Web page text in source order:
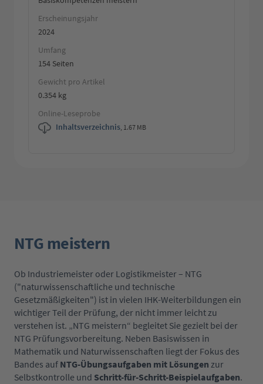
Erscheinungsjahr
2024
Umfang
154 Seiten
Gewicht pro Artikel
0.354 kg
Online-Leseprobe
Inhaltsverzeichnis, 1.67 MB
NTG meistern
Ob Industriemeister oder Logistikmeister – NTG
("naturwissenschaftliche und technische
Gesetzmäßigkeiten") ist in vielen IHK-Weiterbildungen ein
wichtiger Teil der Prüfung, der nicht immer leicht zu
verstehen ist. „NTG meistern“ begleitet Sie gezielt bei der
NTG Prüfungsvorbereitung. Neben Basiswissen in
Mathematik und Naturwissenschaften liegt der Fokus des
Bandes auf NTG-Übungsaufgaben mit Lösungen zur
Selbstkontrolle und Schritt-für-Schritt-Beispielaufgaben.